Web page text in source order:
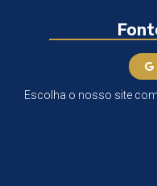
Escolha o nosso site